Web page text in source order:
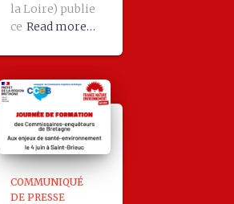
la Loire) publie
ce Read more…
COMMUNIQUÉ
DE PRESSE